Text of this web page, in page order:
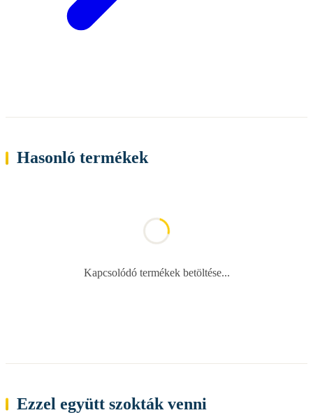
Hasonló termékek
Kapcsolódó termékek betöltése...
Ezzel együtt szokták venni